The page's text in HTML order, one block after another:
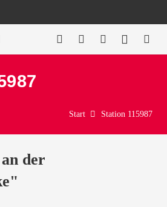
Start Station 115987
der